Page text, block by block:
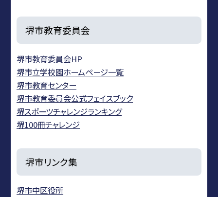
堺市教育委員会
堺市教育委員会HP
堺市立学校園ホームページ一覧
堺市教育センター
堺市教育委員会公式フェイスブック
堺スポーツチャレンジランキング
堺100冊チャレンジ
堺市リンク集
堺市中区役所